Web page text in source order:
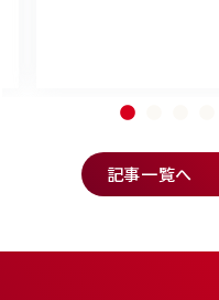
記事一覧へ